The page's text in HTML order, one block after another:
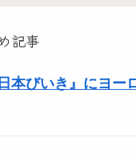
記事
びいき』にヨー